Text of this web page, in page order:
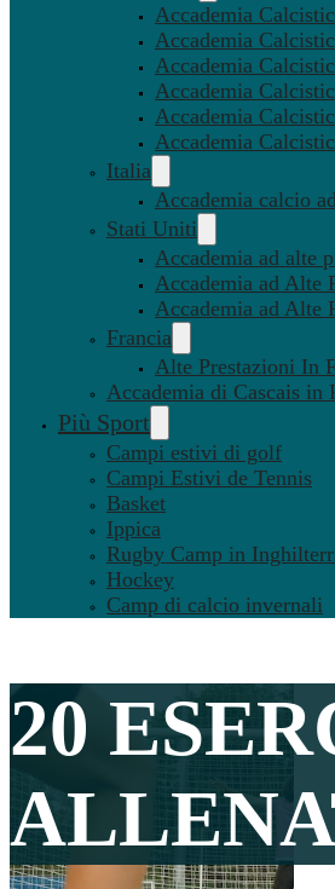
Accademia
Accademia
Accademia
Accademia
Accademia
Accademia
Italia
Accademia calcio
Stati Uniti
Accademia ad alte
Accademia ad Alte
Accademia ad Alte
Francia
Alte Prestazioni In
Accademia di Cascais in
Più Sport
Campi estivi di golf
Campi Estivi de Tennis
Basket
Ippica
Rugby Camp in
Hockey
Camp di calcio invernali
20